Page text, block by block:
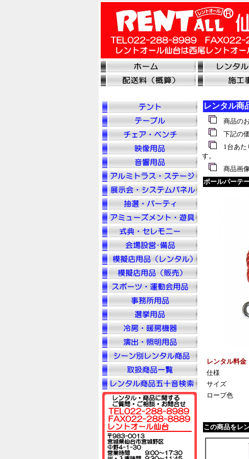
レンタル
商品のお
下記の価
1台あた
す。
商品画像
ポールパーテ
レンタル料金
仕様
サイズ
ロープ色
この商品をレ